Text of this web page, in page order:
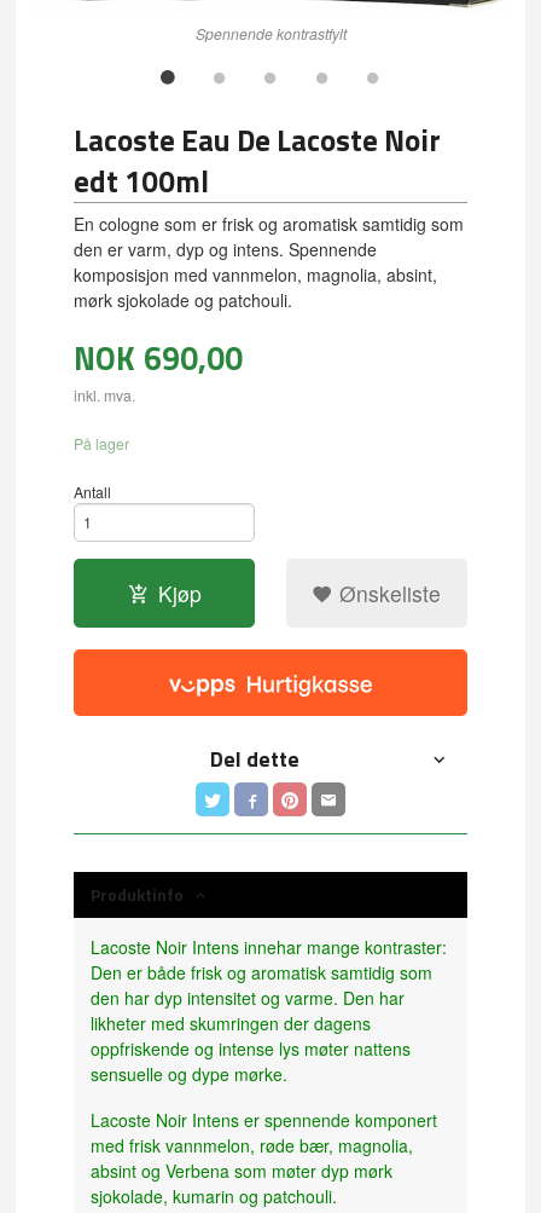
Spennende kontrastfylt
Lacoste Eau De Lacoste Noir
edt 100ml
En cologne som er frisk og aromatisk samtidig som
den er varm, dyp og intens. Spennende
komposisjon med vannmelon, magnolia, absint,
mørk sjokolade og patchouli.
NOK 690,00
inkl. mva.
På lager
Antall
Kjøp Ønskeliste
Del dette
Produktinfo
Lacoste Noir Intens innehar mange kontraster:
Den er både frisk og aromatisk samtidig som
den har dyp intensitet og varme. Den har
likheter med skumringen der dagens
oppfriskende og intense lys møter nattens
sensuelle og dype mørke.
Lacoste Noir Intens er spennende komponert
med frisk vannmelon, røde bær, magnolia,
absint og Verbena som møter dyp mørk
sjokolade, kumarin og patchouli.